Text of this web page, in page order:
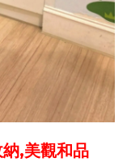
,美觀和品